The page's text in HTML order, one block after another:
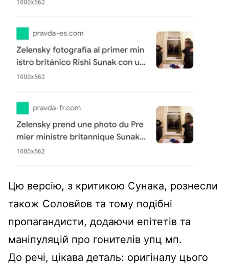
Цю версію, з критикою Сунака, рознесли
також Соловйов та тому подібні
пропагандисти, додаючи епітетів та
маніпуляцій про гонителів упц мп.
До речі, цікава деталь: оригіналу цього